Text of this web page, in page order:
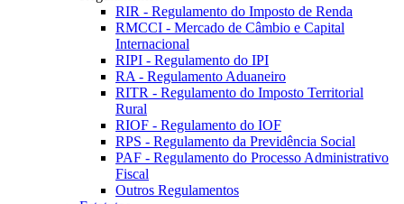
RIR - Regulamento do Imposto de Renda
RMCCI - Mercado de Câmbio e Capital
Internacional
RIPI - Regulamento do IPI
RA - Regulamento Aduaneiro
RITR - Regulamento do Imposto Territorial
Rural
RIOF - Regulamento do IOF
RPS - Regulamento da Previdência Social
PAF - Regulamento do Processo Administrativo
Fiscal
Outros Regulamentos